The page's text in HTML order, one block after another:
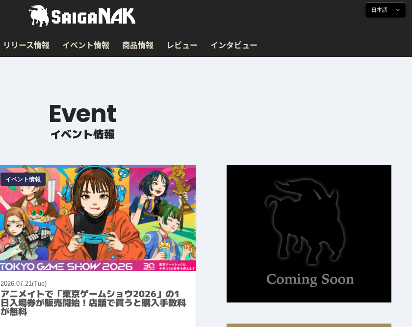
日本語
リリース情報 イベント情報 商品情報 レビュー インタビュー
Event
イベント情報
イベント情報
2026.07.21(Tue)
アニメイトで「東京ゲームショウ2026」の1
日入場券が販売開始！店舗で買うと購入手数料
が無料